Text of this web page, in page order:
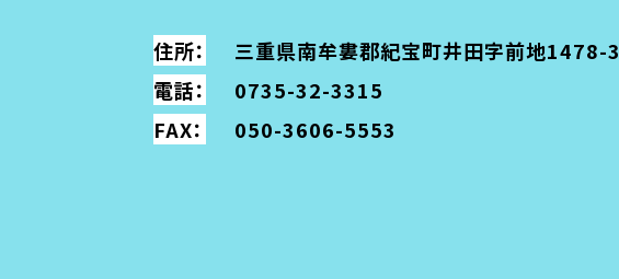
住所：
電話：
FAX：
三重県南牟婁郡紀宝町井田字前地1478-3
0735-32-3315
050-3606-5553